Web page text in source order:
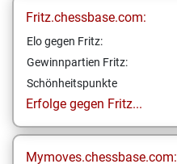
Fritz.chessbase.com:
Elo gegen Fritz:
Gewinnpartien Fritz:
Schönheitspunkte
Erfolge gegen Fritz...
Mymoves.chessbase.com: